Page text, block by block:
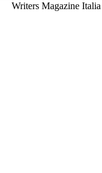
Writers Magazine